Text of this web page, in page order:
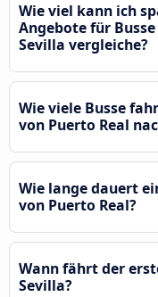
Wie viel kann ich
Angebote für
Sevilla vergleiche?
Wie viele Busse
von Puerto Real
Wie lange dauert
von Puerto Real?
Wann fährt der
Sevilla?